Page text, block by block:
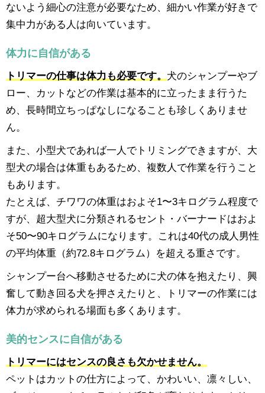
ないよう細心の注意が必要なため、細かい作業が好きで
集中力がある人は向いています。
体力に自信がある
トリマーの仕事は体力も必要です。 犬のシャンプーやブ
ロー、カットなどの作業は基本的に立ったまま行うた
め、長時間立ちっぱなしになることも珍しくありませ
ん。
また、小型犬であれば一人でトリミングできますが、大
型犬の場合は体重もあるため、複数人で作業を行うこと
もあります。
たとえば、チワワの体重はおよそ1〜3キログラム程度で
すが、超大型犬に分類されるセント・バーナードはおよ
そ50〜90キログラムになります。これは40代の成人男性
の平均体重（約72.8キログラム）を超える重さです。
シャンプー台へ移動させるために犬の体を抱えたり、興
奮して動き回る犬を押さえたりと、トリマーの作業には
体力が求められる場面も多くあります。
美的センスに自信がある
トリマーにはセンスの良さも欠かせません。
ペットはカットの仕方によって、かわいい、凛々しい、